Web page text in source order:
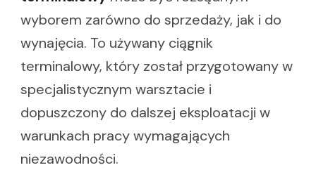
wyborem zarówno do sprzedaży, jak i do
wynajęcia. To używany ciągnik
terminalowy, który został przygotowany w
specjalistycznym warsztacie i
dopuszczony do dalszej eksploatacji w
warunkach pracy wymagających
niezawodności.